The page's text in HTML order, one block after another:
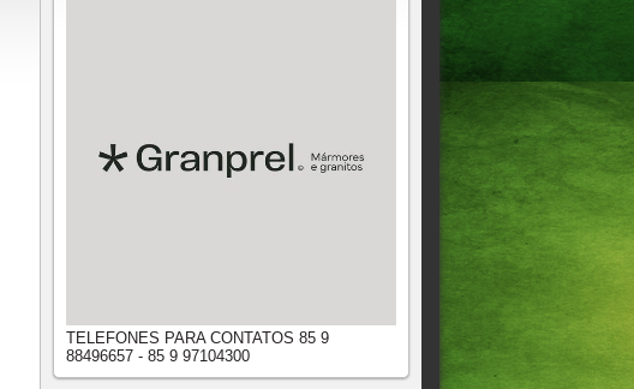
TELEFONES PARA CONTATOS 85 9
88496657 - 85 9 97104300